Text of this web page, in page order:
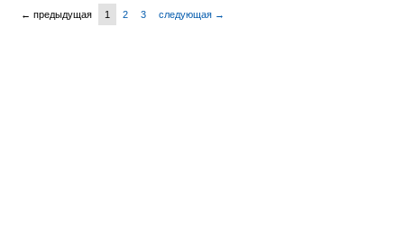
← предыдущая 1 2 3 следующая →